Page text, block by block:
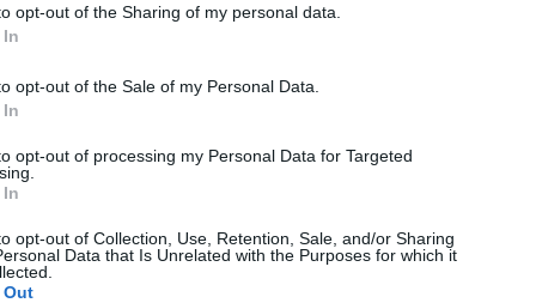
opt-out of the Sharing of my personal data.
opt-out of the Sale of my Personal Data.
opt-out of processing my Personal Data for Targeted
opt-out of Collection, Use, Retention, Sale, and/or Sharing
Data that Is Unrelated with the Purposes for which it